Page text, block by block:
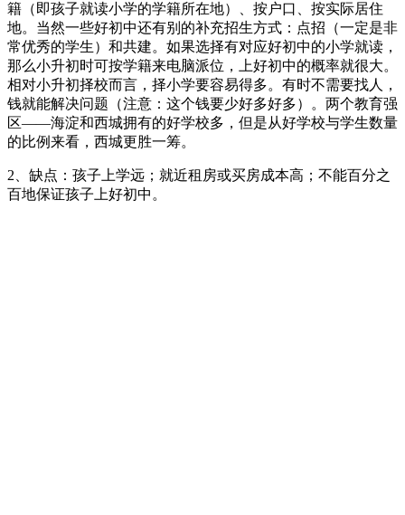
籍（即孩子就读小学的学籍所在地）、按户口、按实际居住
地。当然一些好初中还有别的补充招生方式：点招（一定是非
常优秀的学生）和共建。如果选择有对应好初中的小学就读，
那么小升初时可按学籍来电脑派位，上好初中的概率就很大。
相对小升初择校而言，择小学要容易得多。有时不需要找人，
钱就能解决问题（注意：这个钱要少好多好多）。两个教育强
区——海淀和西城拥有的好学校多，但是从好学校与学生数量
的比例来看，西城更胜一筹。
2、缺点：孩子上学远；就近租房或买房成本高；不能百分之
百地保证孩子上好初中。